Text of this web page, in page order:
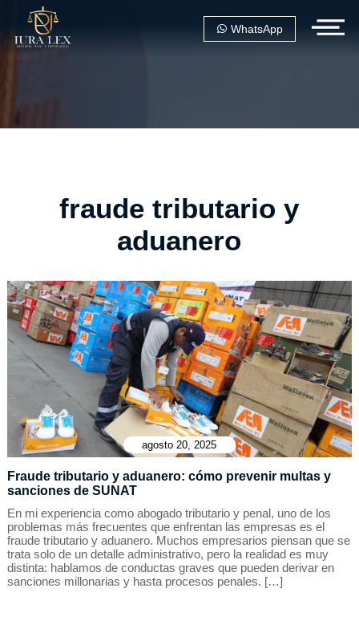
WhatsApp
fraude tributario y
aduanero
agosto 20, 2025
Fraude tributario y aduanero: cómo prevenir multas y
sanciones de SUNAT
En mi experiencia como abogado tributario y penal, uno de los
problemas más frecuentes que enfrentan las empresas es el
fraude tributario y aduanero. Muchos empresarios piensan que se
trata solo de un detalle administrativo, pero la realidad es muy
distinta: hablamos de conductas graves que pueden derivar en
sanciones millonarias y hasta procesos penales. […]